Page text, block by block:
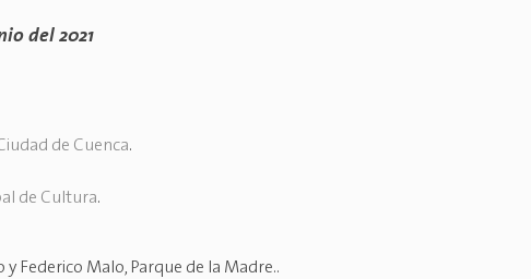
del 2021
de Cuenca.
de Cultura.
y Federico Malo, Parque de la Madre..